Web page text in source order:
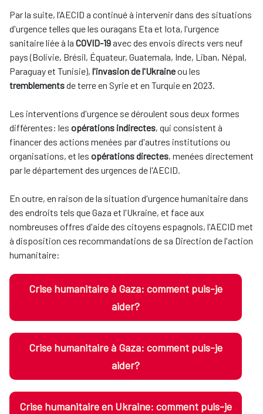
Par la suite, l’AECID a continué à intervenir dans des situations
d'urgence telles que les ouragans Eta et Iota, l'urgence
sanitaire liée à la COVID-19avec des envois directs vers neuf
pays (Bolivie, Brésil, Équateur, Guatemala, Inde, Liban, Népal,
Paraguay et Tunisie), l'invasion de l'Ukraineou les
tremblementsde terre en Syrie et en Turquie en 2023.
Les interventions d'urgence se déroulent sous deux formes
différentes: les opérations indirectes, qui consistent à
financer des actions menées par d'autres institutions ou
organisations, et les opérations directes, menées directement
par le département des urgences de l'AECID.
En outre, en raison de la situation d'urgence humanitaire dans
des endroits tels que Gaza et l'Ukraine, et face aux
nombreuses offres d'aide des citoyens espagnols, l'AECID met
à disposition ces recommandations de sa Direction de l'action
humanitaire:
Crise humanitaire à Gaza: comment puis-je
aider?
Crise humanitaire à Gaza: comment puis-je
aider?
Crise humanitaire en Ukraine: comment puis-je